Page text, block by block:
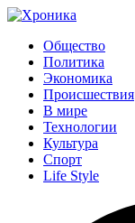
Общество
Политика
Экономика
Происшествия
В мире
Технологии
Культура
Спорт
Life Style